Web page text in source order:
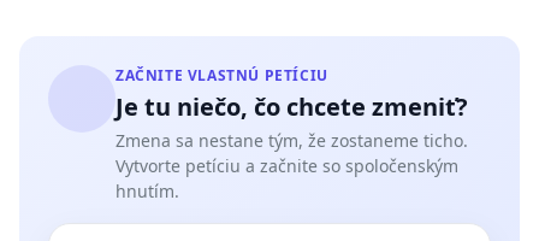
ZAČNITE VLASTNÚ PETÍCIU
Je tu niečo, čo chcete zmeniť?
Zmena sa nestane tým, že zostaneme ticho.
Vytvorte petíciu a začnite so spoločenským
hnutím.